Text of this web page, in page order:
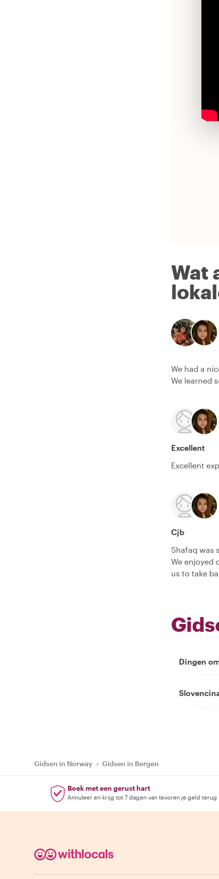
Wat
We had a
We learned
Excellent
Excellent
Cjb
Shafaq was
We enjoyed
us to take
Dingen
Gidsen in Norway › Gidsen in Bergen
Boek met een gerust hart
Annuleer en krijg tot 7 dagen van tevoren je geld terug